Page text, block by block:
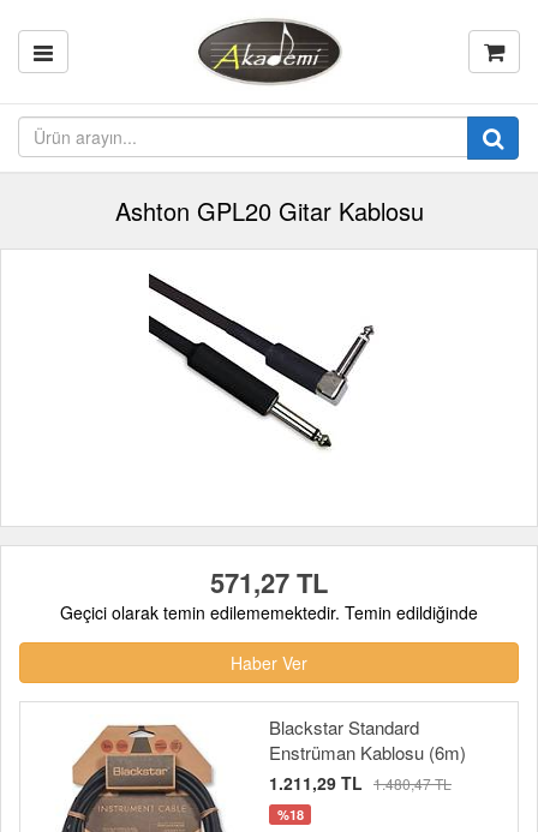
Ashton GPL20 Gitar Kablosu
571,27 TL
Geçici olarak temin edilememektedir. Temin edildiğinde
Haber Ver
Blackstar Standard
Enstrüman Kablosu (6m)
1.211,29 TL 1.480,47 TL
%18